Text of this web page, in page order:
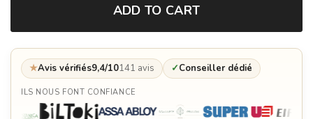
Gants de protection - Quoco
ADD TO CART
★Avis vérifiés9,4/10141 avis ✓Conseiller dédié
ILS NOUS FONT CONFIANCE